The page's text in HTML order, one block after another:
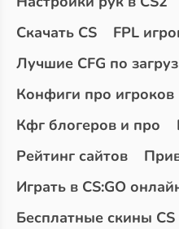
Скачать CS
FPL
Лучшие CFG по
Конфиги про игроков
Кфг блогеров и про
Рейтинг сайтов
Играть в CS:GO
Бесплатные скины CS